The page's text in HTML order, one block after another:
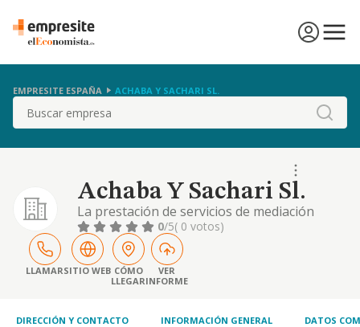
EMPRESITE ESPAÑA ACHABA Y SACHARI SL.
Buscar
Achaba Y Sachari Sl.
La prestación de servicios de mediación
comercial en productos de parafarmacia,
cosméticos, de laboratorio, de droguería, de
material informático, ortopédico, de envases
y embalajes; y el comercio al por mayor y al
menor
0/5( 0 votos)
LLAMARSITIO WEB CÓMO
LLEGAR
VER
INFORME
DIRECCIÓN Y CONTACTO INFORMACIÓN GENERAL DATOS